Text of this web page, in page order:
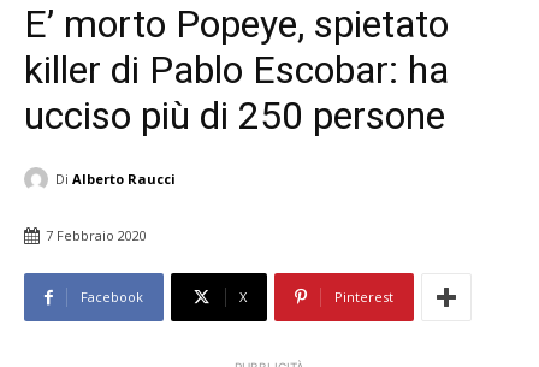
E’ morto Popeye, spietato
killer di Pablo Escobar: ha
ucciso più di 250 persone
Di Alberto Raucci
7 Febbraio 2020
Facebook X Pinterest